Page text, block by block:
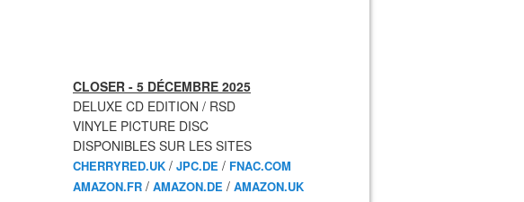
CLOSER - 5 DÉCEMBRE 2025
DELUXE CD EDITION / RSD
VINYLE PICTURE DISC
DISPONIBLES SUR LES SITES
CHERRYRED.UK / JPC.DE / FNAC.COM
AMAZON.FR / AMAZON.DE / AMAZON.UK